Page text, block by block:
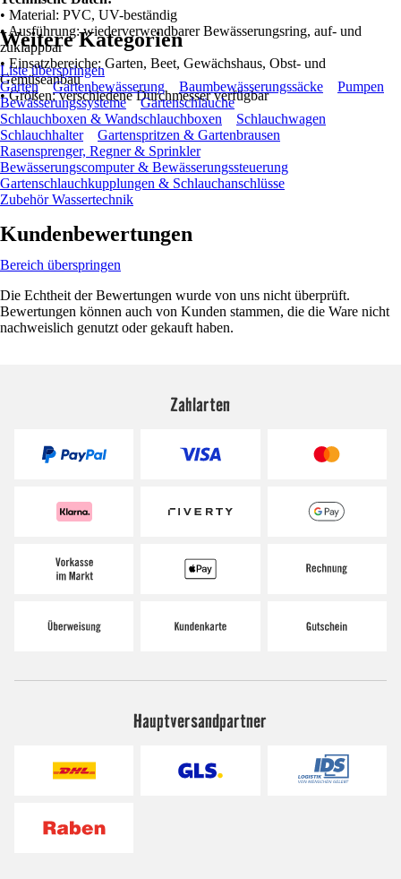
• Material: PVC, UV-beständig
• Ausführung: wiederverwendbarer Bewässerungsring, auf- und
zuklappbar
• Einsatzbereiche: Garten, Beet, Gewächshaus, Obst- und
Gemüseanbau
• Größen: verschiedene Durchmesser verfügbar
Weitere Kategorien
Liste überspringen
Garten
Gartenbewässerung Baumbewässerungssäcke
Pumpen
Bewässerungssysteme
Gartenschläuche
Schlauchboxen & Wandschlauchboxen
Schlauchwagen
Schlauchhalter
Gartenspritzen & Gartenbrausen
Rasensprenger, Regner & Sprinkler
Bewässerungscomputer & Bewässerungssteuerung
Gartenschlauchkupplungen & Schlauchanschlüsse
Zubehör Wassertechnik
Kundenbewertungen
Bereich überspringen
Die Echtheit der Bewertungen wurde von uns nicht überprüft.
Bewertungen können auch von Kunden stammen, die die Ware nicht
nachweislich genutzt oder gekauft haben.
Zahlarten
Hauptversandpartner